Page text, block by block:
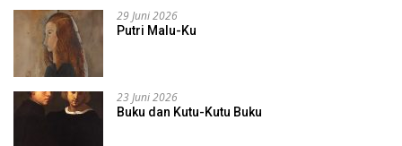
29 Juni 2026
Putri Malu-Ku
23 Juni 2026
Buku dan Kutu-Kutu Buku